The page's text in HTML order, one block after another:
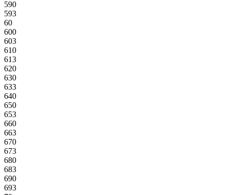
590
593
60
600
603
610
613
620
630
633
640
650
653
660
663
670
673
680
683
690
693